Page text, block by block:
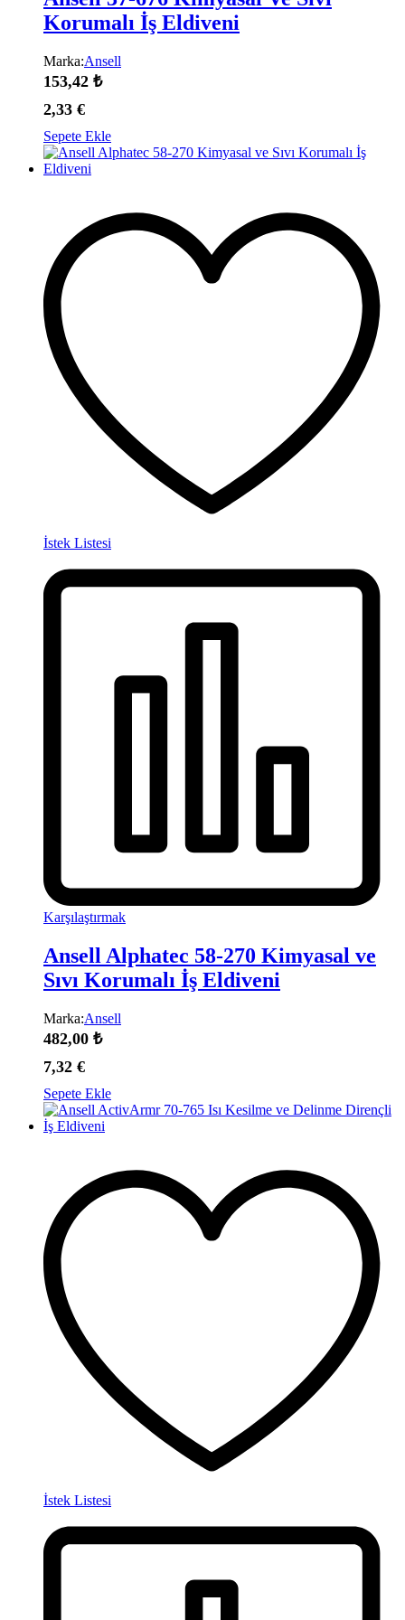
Korumalı İş Eldiveni
Marka:Ansell
153,42 ₺
2,33 €
Sepete Ekle
İstek Listesi
Karşılaştırmak
Ansell Alphatec 58-270 Kimyasal ve
Sıvı Korumalı İş Eldiveni
Marka:Ansell
482,00 ₺
7,32 €
Sepete Ekle
İstek Listesi